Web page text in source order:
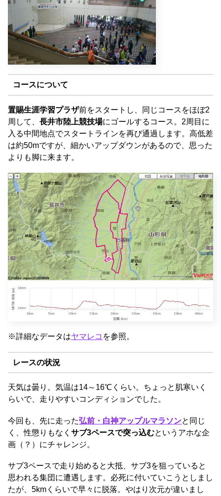
コースについて
置賜生涯学習プラザ前をスタートし、同じコースをほぼ2
周して、 長井市陸上競技場にゴールするコース。2周目に
入る中間地点でスタートラインを再び通過します。高低差
は約50mですが、細かいアップダウンがあるので、思った
よりも脚に来ます。
※詳細なデータはヤマレコ を参照。
レースの状況
天気は曇り。気温は14～16℃くらい。ちょっと肌寒いく
らいで、走りやすいコンディションでした。
今回も、先に走った弘前・白神アップルマラソンと同じ
く、性懲りもなく サブ3ペースで突っ込むというアホな企
画（？）にチャレンジ。
サブ3ペースで走り始めると大抵、サブ3を狙っていると
思われる集団に遭遇します。必死に付いていこうとしまし
たが、5kmくらいで早々に脱落。やはり次元が違いまし